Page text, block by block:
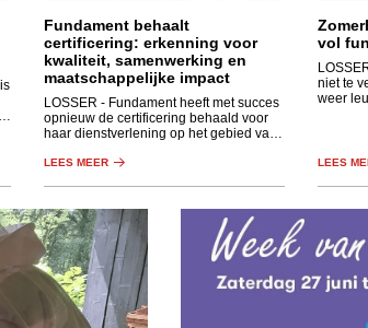
Fundament behaalt
certificering: erkenning voor
kwaliteit, samenwerking en
maatschappelijke impact
LOSSER - Fundament heeft met succes
opnieuw de certificering behaald voor
haar dienstverlening op het gebied van
en sociaal werk.
LEES MEER
vol
niet te
weer
LEES